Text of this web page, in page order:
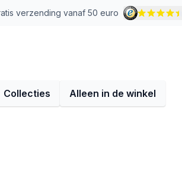
verzending vanaf 50 euro
Collecties Alleen in de winkel